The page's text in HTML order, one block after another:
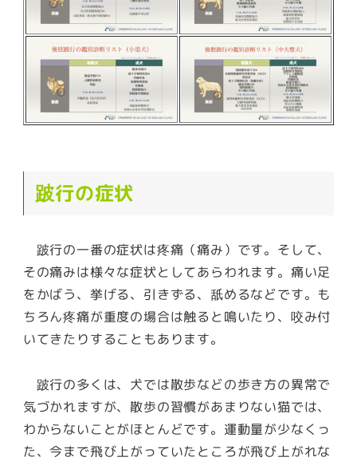
跛行の症状
跛行の一番の症状は疼痛（痛み）です。そして、
その痛みは様々な症状としてあらわれます。痛い足
をかばう、挙げる、引きずる、舐めるなどです。も
ちろん疼痛が重度の場合は触ると鳴いたり、咬み付
いてきたりすることもあります。
跛行の多くは、犬では散歩などの歩き方の異常で
気づかれますが、散歩の習慣があまりない猫では、
わからないことがほとんどです。運動量が少なくっ
た、今まで飛び上がっていたところが飛び上がれな